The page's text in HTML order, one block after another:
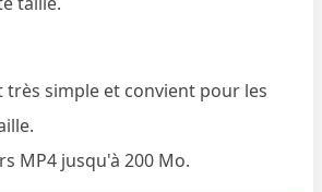
très simple et convient pour les
MP4 jusqu'à 200 Mo.